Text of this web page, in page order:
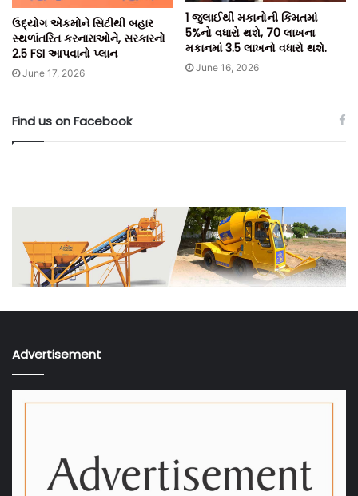
ઉદ્યોગ એકમોને સિટીથી બહાર
સ્થળાંતરિત કરનારાઓને, સરકારનો
2.5 FSI આપવાનો પ્લાન
June 17, 2026
1 જુલાઈથી મકાનોની કિંમતમાં
5%નો વધારો થશે, 70 લાખના
મકાનમાં 3.5 લાખનો વધારો થશે.
June 16, 2026
Find us on Facebook
Advertisement